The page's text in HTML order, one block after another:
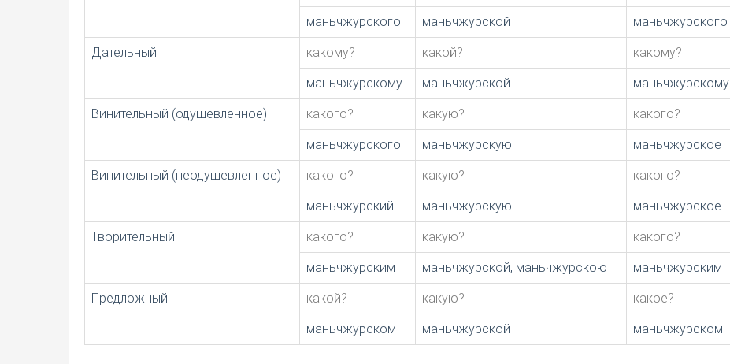
маньчжурского маньчжурской маньчжурского
Дательный какому? какой? какому?
маньчжурскому маньчжурской маньчжурскому
Винительный (одушевленное) какого? какую? какого?
маньчжурского маньчжурскую маньчжурское
Винительный (неодушевленное) какого? какую? какого?
маньчжурский маньчжурскую маньчжурское
Творительный какого? какую? какого?
маньчжурским маньчжурской, маньчжурскою маньчжурским
Предложный какой? какую? какое?
маньчжурском маньчжурской маньчжурском